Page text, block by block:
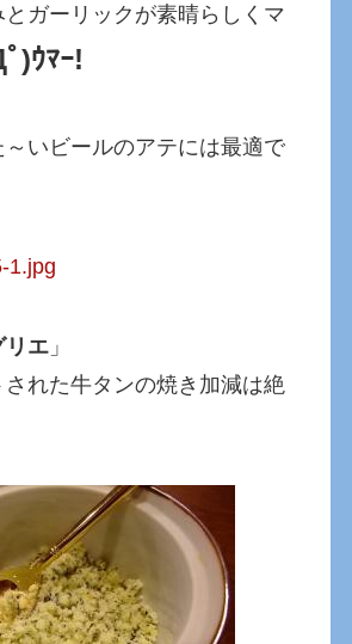
とガーリックが素晴らしくマ
)ｳﾏｰ!
～いビールのアテには最適で
リエ 」
れた牛タンの焼き加減は絶